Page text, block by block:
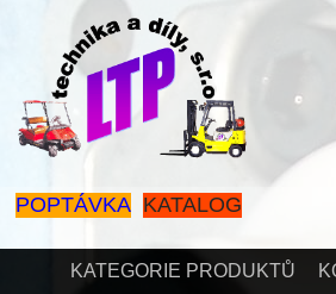
POPTÁVKA KATALOG
KATEGORIE PRODUKTŮ